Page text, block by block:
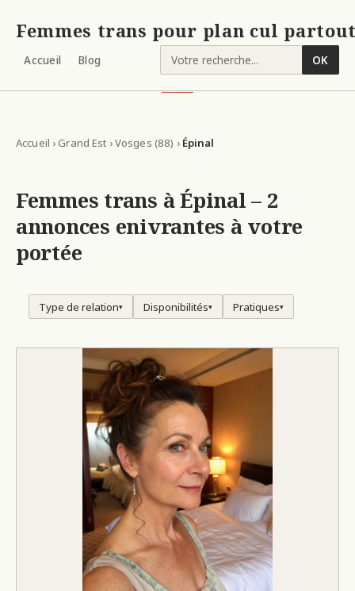
Femmes trans pour plan cul
Accueil Blog OK
Accueil ›Grand Est ›Vosges (88) › Épinal
Femmes trans à Épinal – 2
annonces enivrantes à votre
portée
Type de relation▾ Disponibilités▾ Pratiques▾